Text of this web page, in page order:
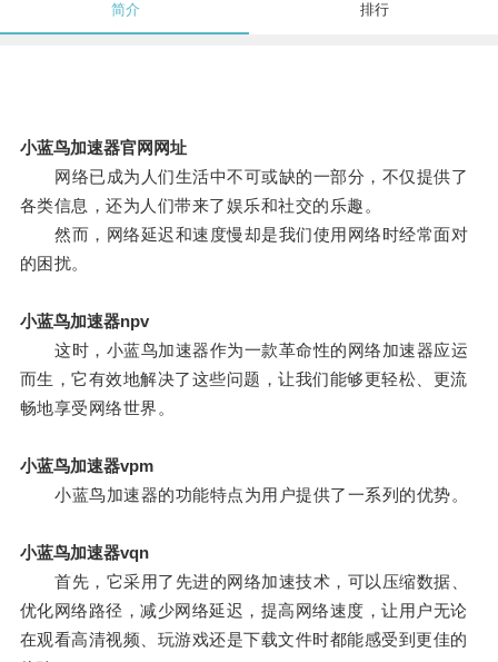
简介 排行
小蓝鸟加速器官网网址
网络已成为人们生活中不可或缺的一部分，不仅提供了
各类信息，还为人们带来了娱乐和社交的乐趣。
然而，网络延迟和速度慢却是我们使用网络时经常面对
的困扰。
小蓝鸟加速器npv
这时，小蓝鸟加速器作为一款革命性的网络加速器应运
而生，它有效地解决了这些问题，让我们能够更轻松、更流
畅地享受网络世界。
小蓝鸟加速器vpm
小蓝鸟加速器的功能特点为用户提供了一系列的优势。
小蓝鸟加速器vqn
首先，它采用了先进的网络加速技术，可以压缩数据、
优化网络路径，减少网络延迟，提高网络速度，让用户无论
在观看高清视频、玩游戏还是下载文件时都能感受到更佳的